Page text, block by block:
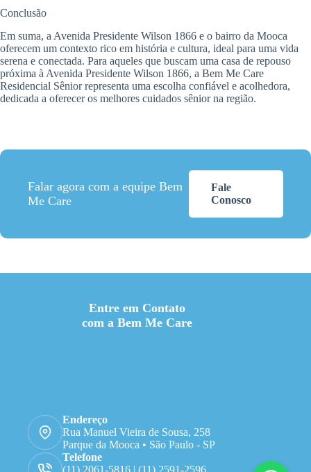
Conclusão
Em suma, a Avenida Presidente Wilson 1866 e o bairro da Mooca
oferecem um contexto rico em história e cultura, ideal para uma vida
serena e conectada. Para aqueles que buscam uma casa de repouso
próxima à Avenida Presidente Wilson 1866, a Bem Me Care
Residencial Sênior representa uma escolha confiável e acolhedora,
dedicada a oferecer os melhores cuidados sênior na região.
Falar agora com a equipe Bem
Me Care
Fale
Conosco
Entre em Contato
com a Bem Me Care
Endereço
Rua Manuel Vieira de Sousa, 258
Parque da Mooca • São Paulo - SP
Telefone
(11) 2061-5816 | (11) 2591-2596